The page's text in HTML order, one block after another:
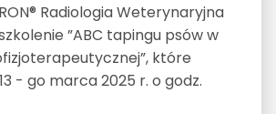
Radiologia Weterynaryjna
”ABC tapingu psów w
które
- go marca 2025 r. o godz.